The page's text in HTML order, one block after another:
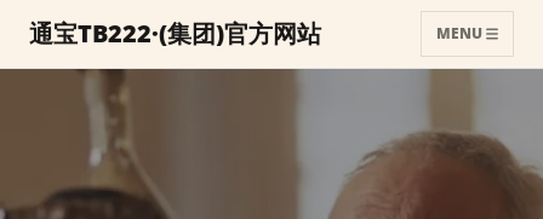
通宝TB222·(集团)官方网站 MENU